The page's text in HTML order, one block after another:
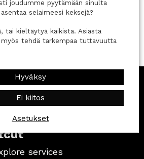
guru with a knack for
services
joudumme pyytämään sinulta
selaimeesi keksejä?
tai kieltäytyä kaikista. Asiasta
tehdä tarkempaa tuttavuutta
Hyväksy
Ei kiitos
Asetukset